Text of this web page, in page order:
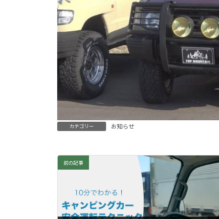
カテゴリー お知らせ
前の記事